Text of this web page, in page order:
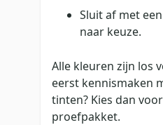
Sluit af met een
naar keuze.
Alle kleuren zijn los
eerst kennismaken
tinten? Kies dan
proefpakket.